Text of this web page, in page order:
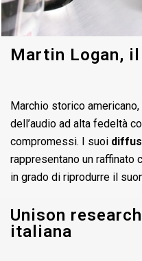
Martin Logan,
Marchio storico
dell’audio ad alta fedeltà
compromessi. I suoi
rappresentano un raffinato
in grado di riprodurre il
Unison
italiana